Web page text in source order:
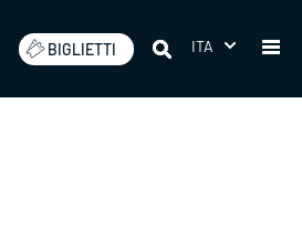
BIGLIETTI ITA